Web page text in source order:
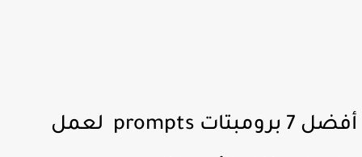
أفضل 7 برومبتات prompts لعمل